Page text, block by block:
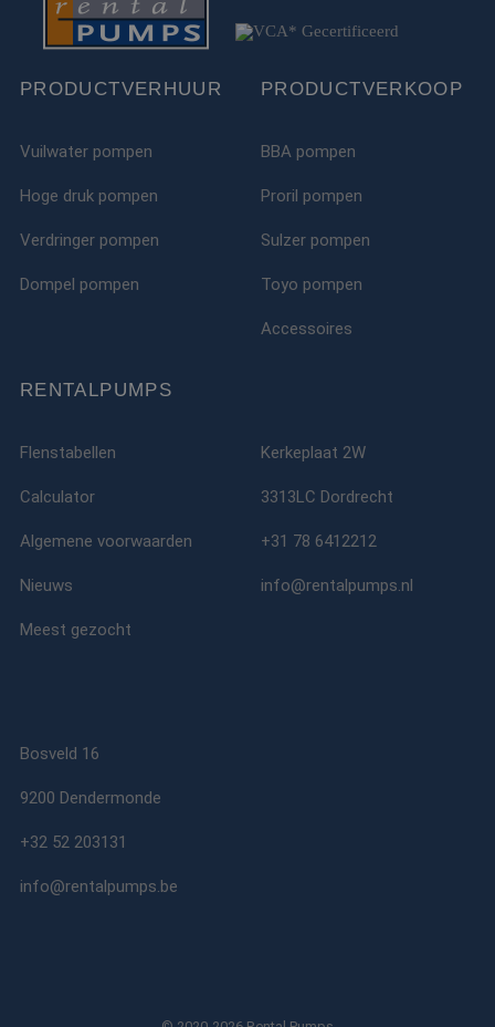
PRODUCTVERHUUR
Vuilwater pompen
Hoge druk pompen
Verdringer pompen
Dompel pompen
PRODUCTVERKOOP
BBA pompen
Proril pompen
Sulzer pompen
Toyo pompen
Accessoires
RENTALPUMPS
Flenstabellen
Calculator
Algemene voorwaarden
Nieuws
Meest gezocht
Kerkeplaat 2W
3313LC Dordrecht
+31 78 6412212
info@rentalpumps.nl
Bosveld 16
9200 Dendermonde
+32 52 203131
info@rentalpumps.be